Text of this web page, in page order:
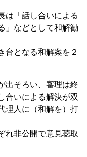
は「話し合いによる
」などとして和解勧
となる和解案を２
出そろい、審理は終
合いによる解決が双
理人に（和解を）打
れ非公開で意見聴取